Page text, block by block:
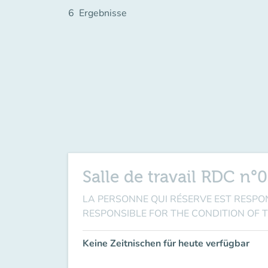
6 Ergebnisse
Salle de travail RDC
LA PERSONNE QUI RÉSERVE EST
RESPONSIBLE FOR THE CONDITION OF
Keine Zeitnischen für heute verfügbar